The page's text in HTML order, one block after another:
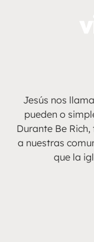
Jesús nos
pueden o
Durante Be
a nuestras
que la